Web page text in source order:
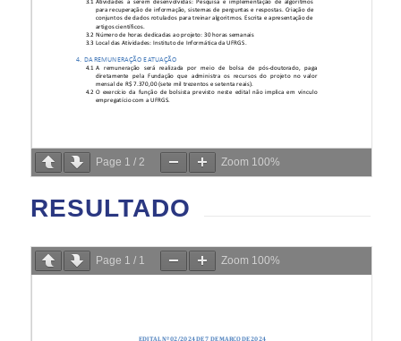
Page 1 / 2 Zoom 100%
RESULTADO
Page 1 / 1 Zoom 100%